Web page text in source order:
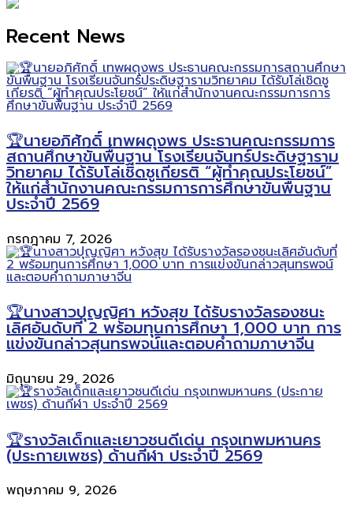
Recent News
🏆นายอภิศักดิ์ เทพผดุงพร ประธานคณะกรรมการ
สถานศึกษาขั้นพื้นฐาน โรงเรียนจันทร์ประดิษฐาราม
วิทยาคม ได้รับโล่เชิดชูเกียรติ “ผู้ทำคุณประโยชน์”
ให้แก่สำนักงานคณะกรรมการการศึกษาขั้นพื้นฐาน
ประจำปี 2569
กรกฎาคม 7, 2026
🏆นางสาวปุญญิศา หวังสุข ได้รับรางวัลรองชนะ
เลิศอันดับที่ 2 พร้อมทุนการศึกษา 1,000 บาท การ
แข่งขันกล่าวสุนทรพจน์และตอบคำถามภาษาจีน
มิถุนายน 29, 2026
🏆รางวัลเด็กและเยาวชนดีเด่น กรุงเทพมหานคร
(ประกายเพชร) ด้านกีฬา ประจำปี 2569
พฤษภาคม 9, 2026